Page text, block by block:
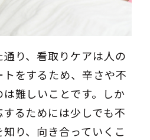
り、看取りケアは人の
をするため、辛さや不
難しいことです。しか
るためには少しでも不
り、向き合っていくこ